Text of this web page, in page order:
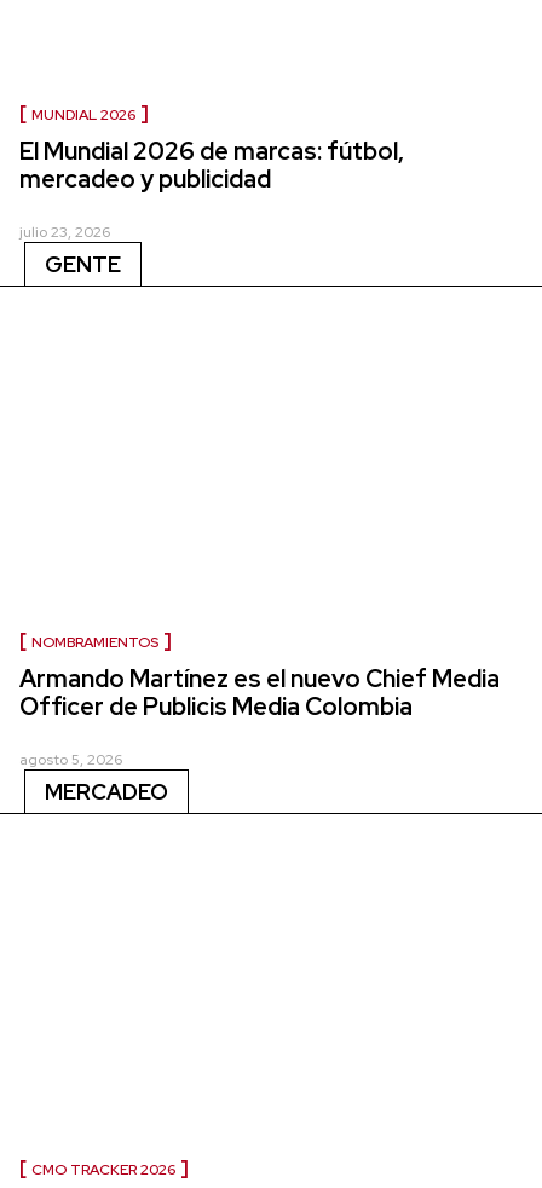
MUNDIAL 2026
El Mundial 2026 de marcas: fútbol,
mercadeo y publicidad
julio 23, 2026
GENTE
NOMBRAMIENTOS
Armando Martínez es el nuevo Chief Media
Officer de Publicis Media Colombia
agosto 5, 2026
MERCADEO
CMO TRACKER 2026